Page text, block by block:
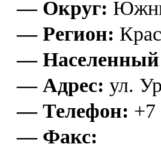
— Округ:
— Регион:
— Населенный
— Адрес: ул.
— Телефон: +7
— Факс: